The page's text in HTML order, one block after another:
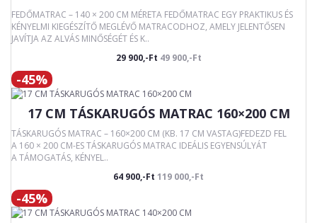
FEDŐMATRAC – 140 × 200 CM MÉRETA FEDŐMATRAC EGY PRAKTIKUS ÉS
KÉNYELMI KIEGÉSZÍTŐ MEGLÉVŐ MATRACODHOZ, AMELY JELENTŐSEN
JAVÍTJA AZ ALVÁS MINŐSÉGÉT ÉS K..
29 900,-Ft 49 900,-Ft
-45%
17 CM TÁSKARUGÓS MATRAC 160×200 CM
TÁSKARUGÓS MATRAC – 160×200 CM (KB. 17 CM VASTAG)FEDEZD FEL
A 160 × 200 CM-ES TÁSKARUGÓS MATRAC IDEÁLIS EGYENSÚLYÁT
A TÁMOGATÁS, KÉNYEL..
64 900,-Ft 119 000,-Ft
-45%